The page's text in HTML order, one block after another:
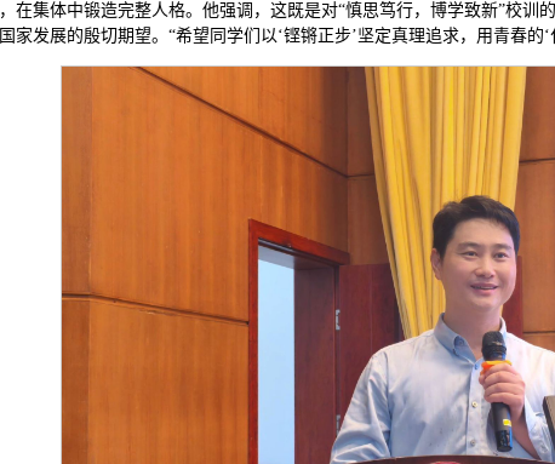
在集体中锻造完整人格。他强调，这既是对“慎思笃行，博学致新”校训
家发展的殷切期望。“希望同学们以‘铿锵正步’坚定真理追求，用青春的